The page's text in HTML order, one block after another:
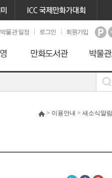
박물관 일정 로그인 회원가입
> 이용안내 > 새소식알림